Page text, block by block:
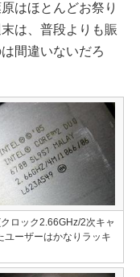
はほとんどお祭り
は、普段よりも賑
間違いないだろ
ロック2.66GHz/2次キャ
ユーザーはかなりラッキ